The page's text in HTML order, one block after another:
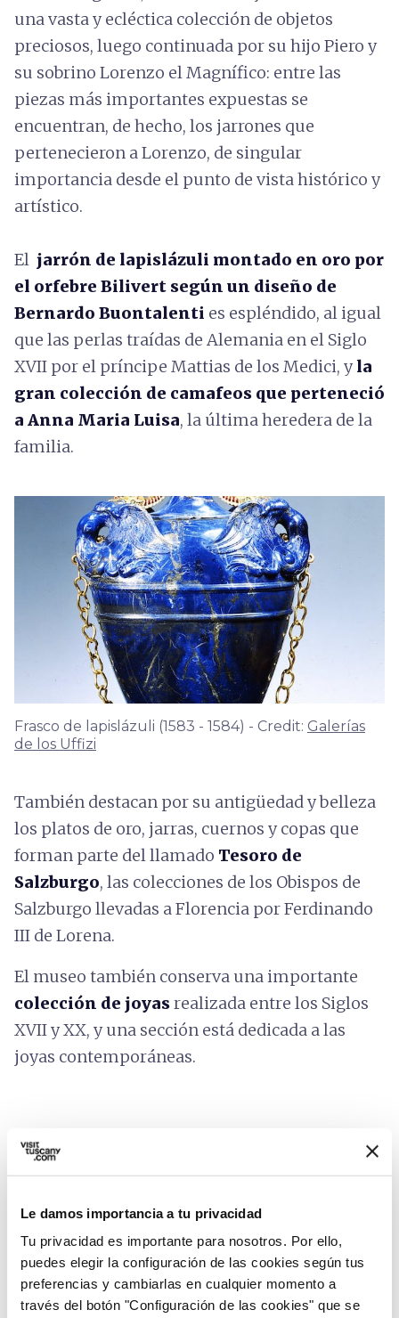
Le damos importancia a tu privacidad
Tu privacidad es importante para nosotros. Por ello,
puedes elegir la configuración de las cookies según tus
preferencias y cambiarlas en cualquier momento a
través del botón "Configuración de las cookies" que se
una vasta y ecléctica colección de objetos
preciosos, luego continuada por su hijo Piero y
su sobrino Lorenzo el Magnífico: entre las
piezas más importantes expuestas se
encuentran, de hecho, los jarrones que
pertenecieron a Lorenzo, de singular
importancia desde el punto de vista histórico y
artístico.
El jarrón de lapislázuli montado en oro por
el orfebre Bilivert según un diseño de
Bernardo Buontalenti es espléndido, al igual
que las perlas traídas de Alemania en el Siglo
XVII por el príncipe Mattias de los Medici, yla
gran colección de camafeos que perteneció
a Anna Maria Luisa, la última heredera de la
familia.
Frasco de lapislázuli (1583 - 1584) - Credit: Galerías
de los Uffizi
También destacan por su antigüedad y belleza
los platos de oro, jarras, cuernos y copas que
forman parte del llamado Tesoro de
Salzburgo, las colecciones de los Obispos de
Salzburgo llevadas a Florencia por Ferdinando
III de Lorena.
El museo también conserva una importante
colección de joyasrealizada entre los Siglos
XVII y XX, y una sección está dedicada a las
joyas contemporáneas.
Informaciones sobre la accesibilidad:
feelflorence.it